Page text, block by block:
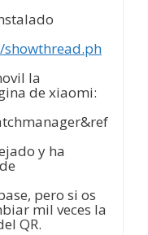
la
de xiaomi:
y ha
pero si os
mil veces la
QR.